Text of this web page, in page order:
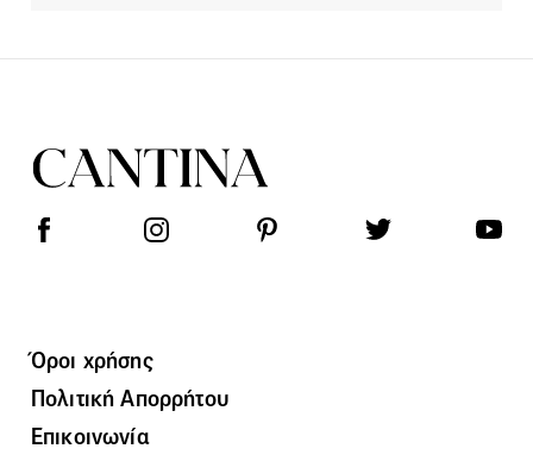
Όροι χρήσης
Πολιτική Απορρήτου
Επικοινωνία